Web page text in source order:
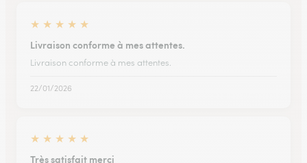
★ ★ ★ ★ ★
Livraison conforme à mes attentes.
Livraison conforme à mes attentes.
22/01/2026
★ ★ ★ ★ ★
Très satisfait merci